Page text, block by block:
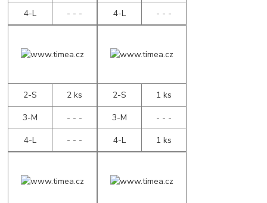
4-L
- - -
4-L
- - -
2-S
2 ks
3-M
- - -
4-L
- - -
2-S
1 ks
3-M
- - -
4-L
1 ks